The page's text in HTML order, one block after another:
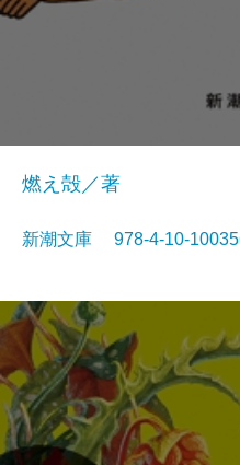
燃え殻／著
新潮文庫 978-4-10-